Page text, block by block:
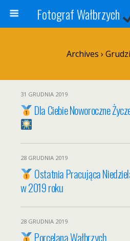
Fotograf Wałbrzych
Archives ›
31 GRUDNIA 2019
Dla Ciebie Noworoczne
28 GRUDNIA 2019
Ostatnia Pracująca
w 2019 roku
28 GRUDNIA 2019
Porcelana Wałbrzych